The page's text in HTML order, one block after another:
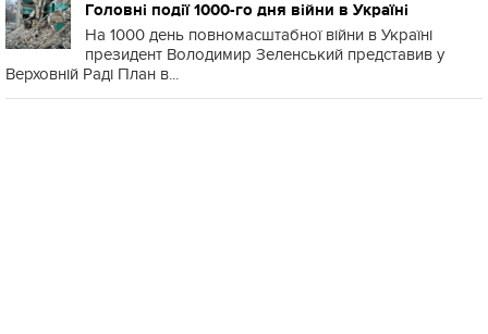
Головні події 1000-го дня війни в Україні
На 1000 день повномасштабної війни в Україні
президент Володимир Зеленський представив у
Верховній Раді План в...